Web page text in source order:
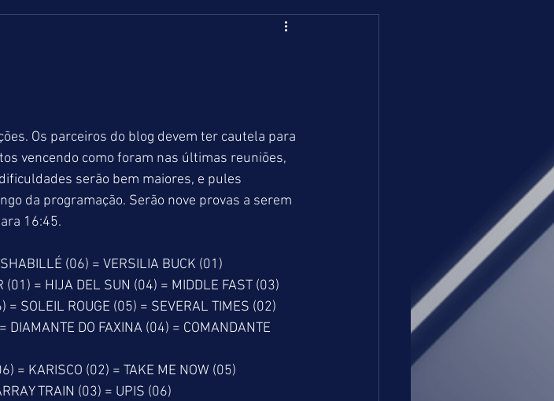
Os parceiros do blog devem ter cautela para
vencendo como foram nas últimas reuniões,
serão bem maiores, e pules
da programação. Serão nove provas a serem
16:45.
(06) = VERSILIA BUCK (01)
= HIJA DEL SUN (04) = MIDDLE FAST (03)
SOLEIL ROUGE (05) = SEVERAL TIMES (02)
DO FAXINA (04) = COMANDANTE
= KARISCO (02) = TAKE ME NOW (05)
TRAIN (03) = UPIS (06)